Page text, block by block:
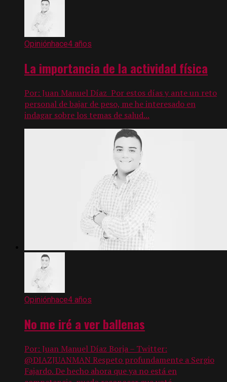
Opiniónhace4 años
La importancia de la actividad física
Por: Juan Manuel Díaz Por estos días y ante un reto
personal de bajar de peso, me he interesado en
indagar sobre los temas de salud...
Opiniónhace4 años
No me iré a ver ballenas
Por: Juan Manuel Díaz Borja – Twitter:
@DIAZJUANMAN Respeto profundamente a Sergio
Fajardo. De hecho ahora que ya no está en